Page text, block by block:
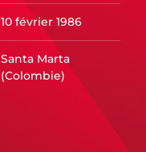
10 février 1986
Santa Marta
(Colombie)